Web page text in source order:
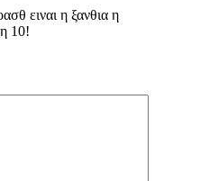
ειναι η ξανθια η
10!